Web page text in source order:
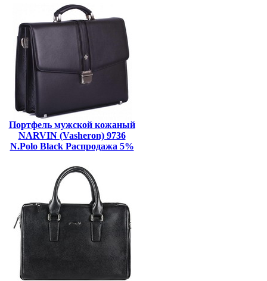
Портфель мужской кожаный
NARVIN (Vasheron) 9736
N.Polo Black Распродажа 5%